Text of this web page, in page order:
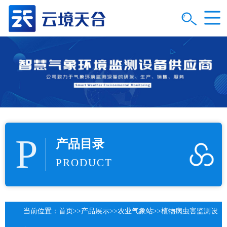
P 产品目录
PRODUCT
当前位置： 首页>>产品展示>>农业气象站>>植物病虫害监测设